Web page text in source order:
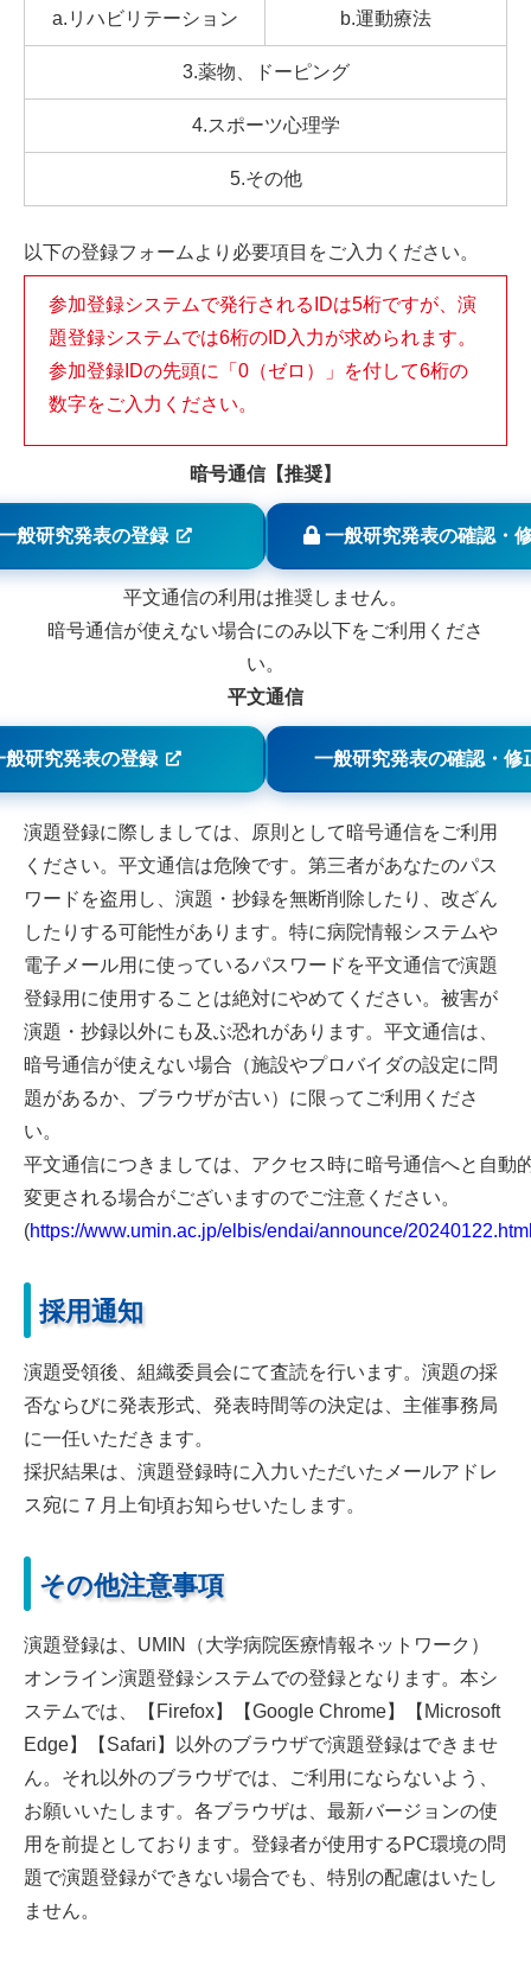
a.リハビリテーション b.運動療法
3.薬物、ドーピング
4.スポーツ心理学
5.その他
以下の登録フォームより必要項目をご入力ください。
参加登録システムで発行されるIDは5桁ですが、演
題登録システムでは6桁のID入力が求められます。
参加登録IDの先頭に「0（ゼロ）」を付して6桁の
数字をご入力ください。
暗号通信【推奨】
般研究発表の登録 一般研究発表の確認・
平文通信の利用は推奨しません。
暗号通信が使えない場合にのみ以下をご利用くださ
い。
平文通信
般研究発表の登録 一般研究発表の確認・修
演題登録に際しましては、原則として暗号通信をご利用
ください。平文通信は危険です。第三者があなたのパス
ワードを盗用し、演題・抄録を無断削除したり、改ざん
したりする可能性があります。特に病院情報システムや
電子メール用に使っているパスワードを平文通信で演題
登録用に使用することは絶対にやめてください。被害が
演題・抄録以外にも及ぶ恐れがあります。平文通信は、
暗号通信が使えない場合（施設やプロバイダの設定に問
題があるか、ブラウザが古い）に限ってご利用くださ
い。
平文通信につきましては、アクセス時に暗号通信へと自動
変更される場合がございますのでご注意ください。
(https://www.umin.ac.jp/elbis/endai/announce/
採用通知
演題受領後、組織委員会にて査読を行います。演題の採
否ならびに発表形式、発表時間等の決定は、主催事務局
に一任いただきます。
採択結果は、演題登録時に入力いただいたメールアドレ
ス宛に７月上旬頃お知らせいたします。
その他注意事項
演題登録は、UMIN（大学病院医療情報ネットワーク）
オンライン演題登録システムでの登録となります。本シ
ステムでは、【Firefox】【Google Chrome】【Microsoft
Edge】【Safari】以外のブラウザで演題登録はできませ
ん。それ以外のブラウザでは、ご利用にならないよう、
お願いいたします。各ブラウザは、最新バージョンの使
用を前提としております。登録者が使用するPC環境の問
題で演題登録ができない場合でも、特別の配慮はいたし
ません。